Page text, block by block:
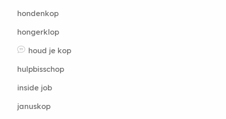
hondenkop
hongerklop
houd je kop
hulpbisschop
inside job
januskop